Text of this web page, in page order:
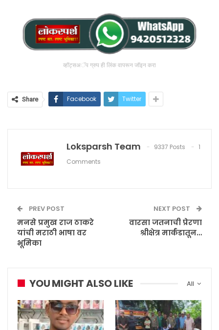
व्हॉट्सअॅप ग्रुप ही लिंक वापरून जॉइन करा
Share Facebook Twitter
Loksparsh Team 9337 Posts
1
Comments
PREV POST
मनसे प्रमुख राज ठाकरे
यांची मराठी भाषा वर
भूमिका
NEXT POST
वारसा जतनाची प्रेरणा
श्रीक्षेत्र मार्कंडातून…
All
YOU MIGHT ALSO LIKE